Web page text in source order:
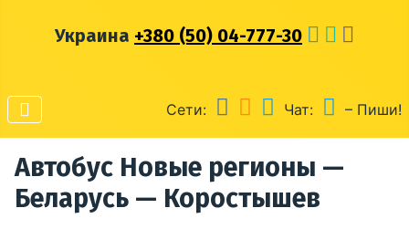
Украина +380 (50) 04-777-30
Сети: Чат: – Пиши!
Автобус Новые регионы —
Беларусь — Коростышев